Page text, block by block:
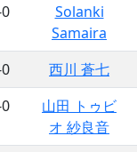
Solanki
Samaira
西川 蒼七
山田 トゥビ
オ 紗良音